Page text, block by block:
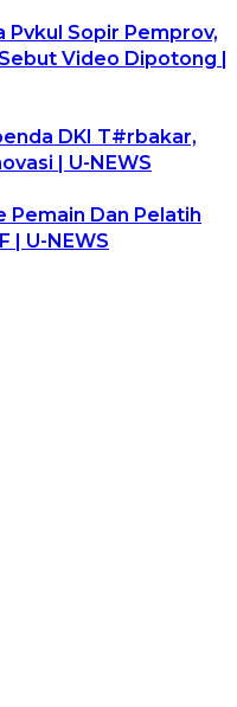
Pvkul Sopir Pemprov,
Video Dipotong |
DKI T#rbakar,
| U-NEWS
Pemain Dan Pelatih
| U-NEWS